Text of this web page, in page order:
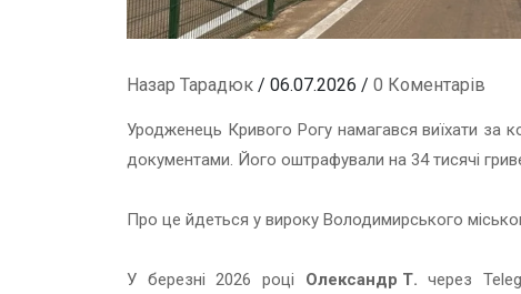
Назар Тарадюк / 06.07.2026 / 0 Коментарів
Уродженець Кривого Рогу намагався виїхати за
документами. Його оштрафували на 34 тисячі
Про це йдеться у вироку Володимирського
У березні 2026 році Олександр Т. через